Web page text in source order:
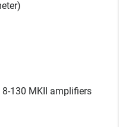
8-130 MKII amplifiers